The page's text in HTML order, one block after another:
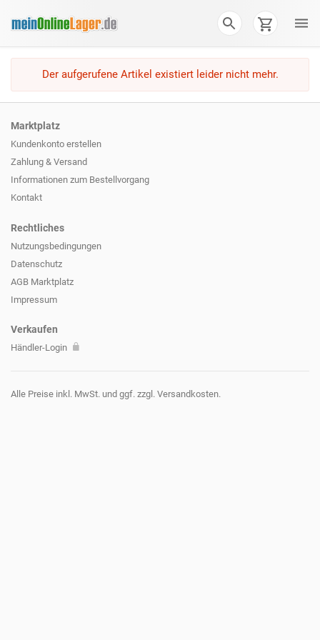
Der aufgerufene Artikel existiert leider nicht mehr.
Marktplatz
Kundenkonto erstellen
Zahlung & Versand
Informationen zum Bestellvorgang
Kontakt
Rechtliches
Nutzungsbedingungen
Datenschutz
AGB Marktplatz
Impressum
Verkaufen
Händler-Login
Alle Preise inkl. MwSt. und ggf. zzgl. Versandkosten.